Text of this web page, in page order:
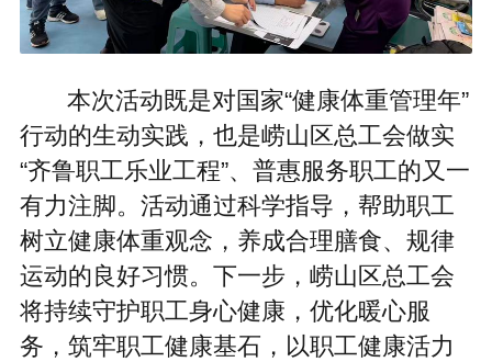
本次活动既是对国家“健康体重管理年”
行动的生动实践，也是崂山区总工会做实
“齐鲁职工乐业工程”、普惠服务职工的又一
有力注脚。活动通过科学指导，帮助职工
树立健康体重观念，养成合理膳食、规律
运动的良好习惯。下一步，崂山区总工会
将持续守护职工身心健康，优化暖心服
务，筑牢职工健康基石，以职工健康活力